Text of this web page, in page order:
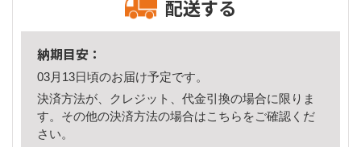
配送する
納期目安：
03月13日頃のお届け予定です。
決済方法が、クレジット、代金引換の場合に限りま
す。その他の決済方法の場合はこちら をご確認くだ
さい。